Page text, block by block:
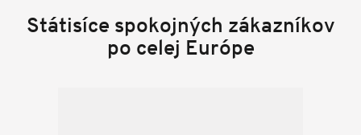
Státisíce spokojných zákazníkov
po celej Európe